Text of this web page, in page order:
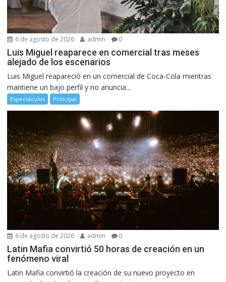
6 de agosto de 2026 admin 0
Luis Miguel reaparece en comercial tras meses
alejado de los escenarios
Luis Miguel reapareció en un comercial de Coca-Cola mientras
mantiene un bajo perfil y no anuncia...
Espectáculos Principal
6 de agosto de 2026 admin 0
Latin Mafia convirtió 50 horas de creación en un
fenómeno viral
Latin Mafia convirtió la creación de su nuevo proyecto en